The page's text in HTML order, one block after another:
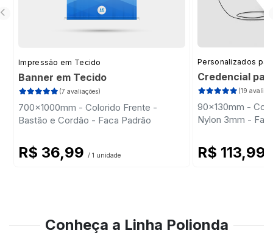
Impressão em Tecido
Banner em Tecido
(7 avaliações)
700x1000mm - Colorido Frente -
Bastão e Cordão - Faca Padrão
R$ 36,99 / 1 unidade
Personalizados
Credencial
(19
90x130mm -
Nylon 3mm -
R$ 113,99
Conheça a Linha Polionda